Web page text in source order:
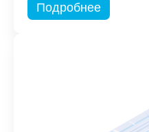
Подробнее